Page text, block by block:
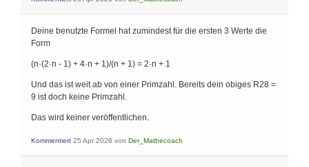
Deine benutzte Formel hat zumindest für die ersten 3 Werte die
Form
(n·(2·n - 1) + 4·n + 1)/(n + 1) = 2·n + 1
Und das ist weit ab von einer Primzahl. Bereits dein obiges R28 =
9 ist doch keine Primzahl.
Das wird keiner veröffentlichen.
Kommentiert 25 Apr 2026 von Der_Mathecoach